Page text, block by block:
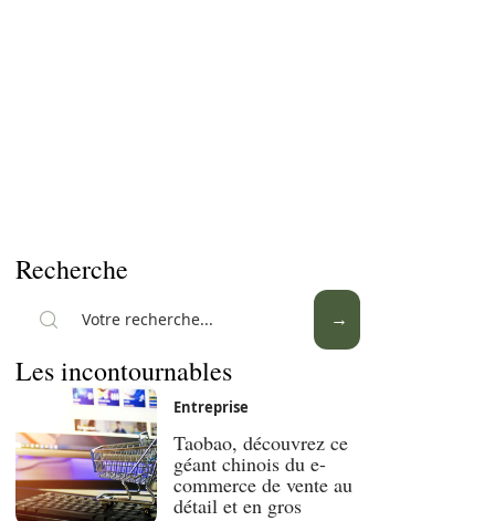
Recherche
Les incontournables
Entreprise
Taobao, découvrez ce
géant chinois du e-
commerce de vente au
détail et en gros